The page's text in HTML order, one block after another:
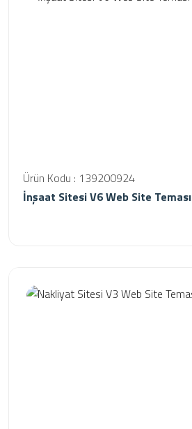
Ürün Kodu : 139200924
İnşaat Sitesi V6 Web Site Teması